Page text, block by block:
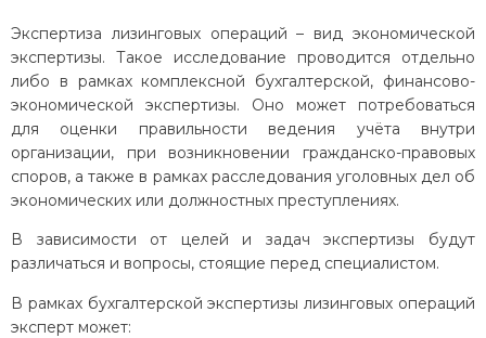
Экспертиза лизинговых операций – вид экономической
экспертизы. Такое исследование проводится отдельно
либо в рамках комплексной бухгалтерской, финансово-
экономической экспертизы. Оно может потребоваться
для оценки правильности ведения учёта внутри
организации, при возникновении гражданско-правовых
споров, а также в рамках расследования уголовных дел об
экономических или должностных преступлениях.
В зависимости от целей и задач экспертизы будут
различаться и вопросы, стоящие перед специалистом.
В рамках бухгалтерской экспертизы лизинговых операций
эксперт может: